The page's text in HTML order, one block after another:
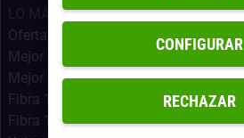
LO MÁS BUSCADO
Ofertas Internet Móvil
Mejor Oferta Fibra
Mejor oferta fibra, móvil y Netflix
Fibra 1Gb + Móvil Infinito
Fibra 1Gb
RECHAZAR
CONFIGURAR